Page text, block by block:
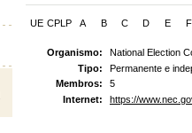
UE CPLP A B C D E F
Organismo:
National Election
Tipo:
Permanente e
Membros:
5
Internet:
https://